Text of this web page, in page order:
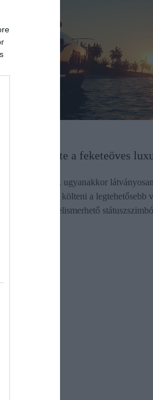
évente a feketeöves
újra növekszik, ugyanakkor
vagyonokat költeni a legtehetősebb
és könnyen felismerhető